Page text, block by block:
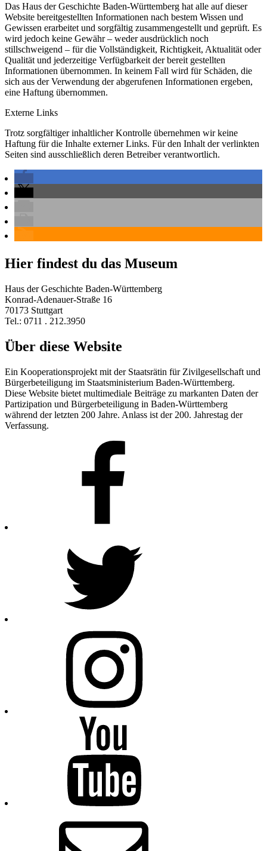
Das Haus der Geschichte Baden-Württemberg hat alle auf dieser
Website bereitgestellten Informationen nach bestem Wissen und
Gewissen erarbeitet und sorgfältig zusammengestellt und geprüft. Es
wird jedoch keine Gewähr – weder ausdrücklich noch
stillschweigend – für die Vollständigkeit, Richtigkeit, Aktualität oder
Qualität und jederzeitige Verfügbarkeit der bereit gestellten
Informationen übernommen. In keinem Fall wird für Schäden, die
sich aus der Verwendung der abgerufenen Informationen ergeben,
eine Haftung übernommen.
Externe Links
Trotz sorgfältiger inhaltlicher Kontrolle übernehmen wir keine
Haftung für die Inhalte externer Links. Für den Inhalt der verlinkten
Seiten sind ausschließlich deren Betreiber verantwortlich.
Hier findest du das Museum
Haus der Geschichte Baden-Württemberg
Konrad-Adenauer-Straße 16
70173 Stuttgart
Tel.: 0711 . 212.3950
Über diese Website
Ein Kooperationsprojekt mit der Staatsrätin für Zivilgesellschaft und
Bürgerbeteiligung im Staatsministerium Baden-Württemberg.
Diese Website bietet multimediale Beiträge zu markanten Daten der
Partizipation und Bürgerbeteiligung in Baden-Württemberg
während der letzten 200 Jahre. Anlass ist der 200. Jahrestag der
Verfassung.